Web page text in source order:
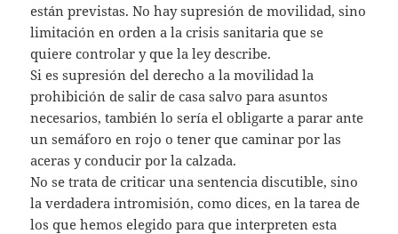
están previstas. No hay supresión de movilidad, sino
limitación en orden a la crisis sanitaria que se
quiere controlar y que la ley describe.
Si es supresión del derecho a la movilidad la
prohibición de salir de casa salvo para asuntos
necesarios, también lo sería el obligarte a parar ante
un semáforo en rojo o tener que caminar por las
aceras y conducir por la calzada.
No se trata de criticar una sentencia discutible, sino
la verdadera intromisión, como dices, en la tarea de
los que hemos elegido para que interpreten esta